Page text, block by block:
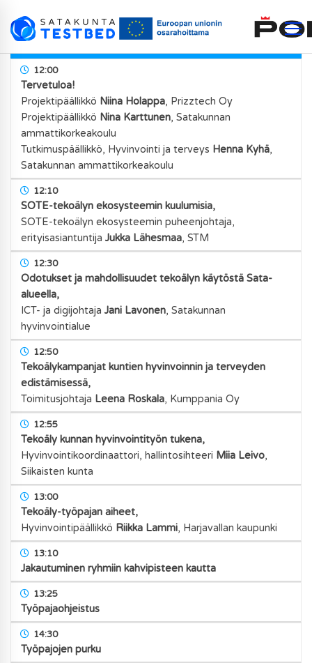
Tekoäly terveyden ja hyvinvoinnin
vauhdittajana
12:00
Tervetuloa!
Projektipäällikkö Niina Holappa, Prizztech Oy
Projektipäällikkö Nina Karttunen,Satakunnan
ammattikorkeakoulu
Tutkimuspäällikkö, Hyvinvointi ja terveys Henna Kyhä,
Satakunnan ammattikorkeakoulu
12:10
SOTE-tekoälyn ekosysteemin kuulumisia,
SOTE-tekoälyn ekosysteemin puheenjohtaja,
erityisasiantuntija Jukka Lähesmaa,STM
12:30
Odotukset ja mahdollisuudet tekoälyn käytöstä Sata-
alueella,
ICT- ja digijohtaja Jani Lavonen,Satakunnan
hyvinvointialue
12:50
Tekoälykampanjat kuntien hyvinvoinnin ja terveyden
edistämisessä,
Toimitusjohtaja Leena Roskala, Kumppania Oy
12:55
Tekoäly kunnan hyvinvointityön tukena,
Hyvinvointikoordinaattori, hallintosihteeri Miia Leivo,
Siikaisten kunta
13:00
Tekoäly-työpajan aiheet,
Hyvinvointipäällikkö Riikka Lammi, Harjavallan kaupunki
13:10
Jakautuminen ryhmiin kahvipisteen kautta
13:25
Työpajaohjeistus
14:30
Työpajojen purku